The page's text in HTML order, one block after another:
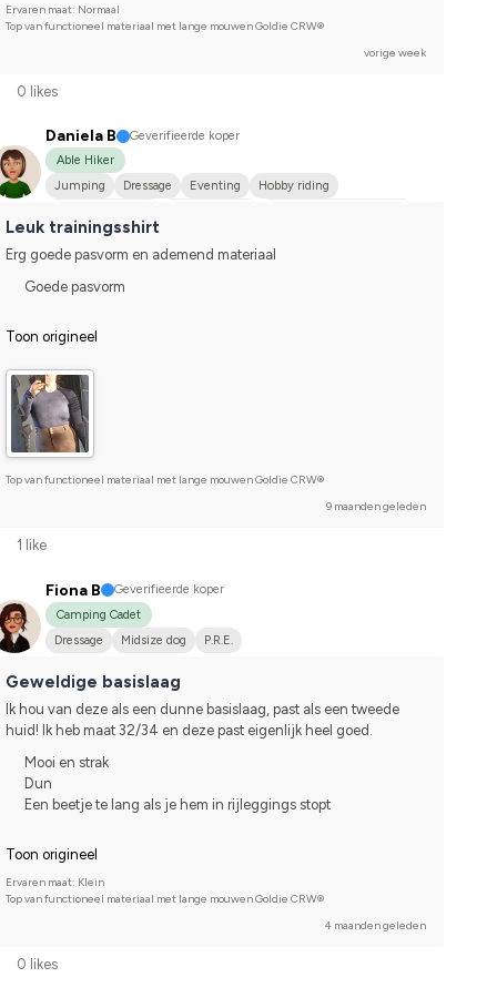
Ervaren maat: Normaal
Top van functioneel materiaal met lange mouwen Goldie CRW®
vorige week
0 likes
Daniela B
Geverifieerde koper
Able Hiker
Jumping
Dressage Eventing
Hobby riding
Leuk trainingsshirt
Erg goede pasvorm en ademend materiaal
Goede pasvorm
Toon origineel
Top van functioneel materiaal met lange mouwen Goldie CRW®
9 maanden geleden
1 like
Fiona B
Geverifieerde koper
Camping Cadet
Dressage
Midsize dog P.R.E.
Geweldige basislaag
Ik hou van deze als een dunne basislaag, past als een tweede
huid! Ik heb maat 32/34 en deze past eigenlijk heel goed.
Mooi en strak
Dun
Een beetje te lang als je hem in rijleggings stopt
Toon origineel
Ervaren maat: Klein
Top van functioneel materiaal met lange mouwen Goldie CRW®
4 maanden geleden
0 likes